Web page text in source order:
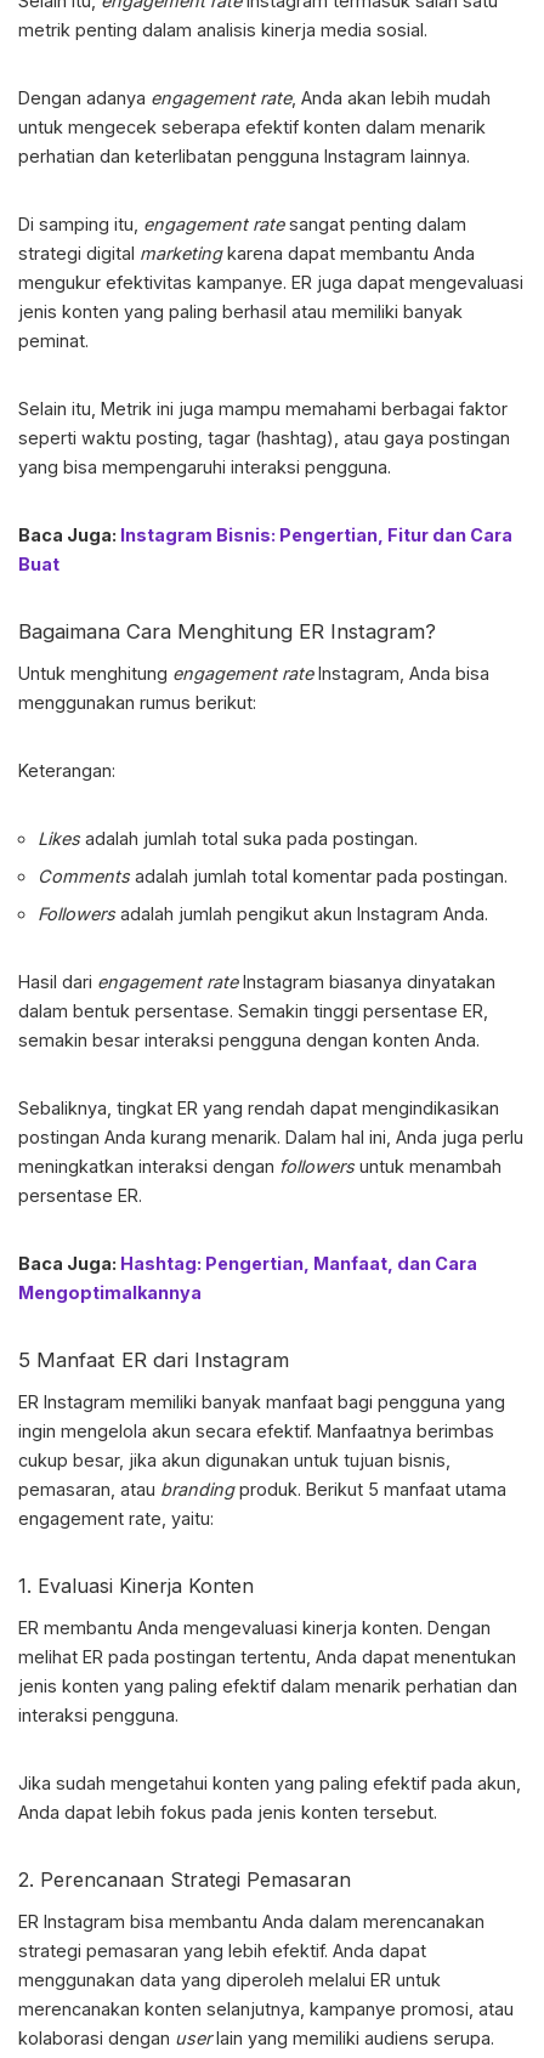
metrik penting dalam analisis kinerja media sosial.
Dengan adanya engagement rate, Anda akan lebih mudah
untuk mengecek seberapa efektif konten dalam menarik
perhatian dan keterlibatan pengguna Instagram lainnya.
Di samping itu, engagement ratesangat penting dalam
strategi digital marketingkarena dapat membantu Anda
mengukur efektivitas kampanye. ER juga dapat mengevaluasi
jenis konten yang paling berhasil atau memiliki banyak
peminat.
Selain itu, Metrik ini juga mampu memahami berbagai faktor
seperti waktu posting, tagar (hashtag), atau gaya postingan
yang bisa mempengaruhi interaksi pengguna.
Baca Juga: Instagram Bisnis: Pengertian, Fitur dan Cara
Buat
Bagaimana Cara Menghitung ER Instagram?
Untuk menghitung engagement rateInstagram, Anda bisa
menggunakan rumus berikut:
Keterangan:
Likesadalah jumlah total suka pada postingan.
Commentsadalah jumlah total komentar pada postingan.
Followersadalah jumlah pengikut akun Instagram Anda.
Hasil dari engagement rateInstagram biasanya dinyatakan
dalam bentuk persentase. Semakin tinggi persentase ER,
semakin besar interaksi pengguna dengan konten Anda.
Sebaliknya, tingkat ER yang rendah dapat mengindikasikan
postingan Anda kurang menarik. Dalam hal ini, Anda juga perlu
meningkatkan interaksi dengan followersuntuk menambah
persentase ER.
Baca Juga: Hashtag: Pengertian, Manfaat, dan Cara
Mengoptimalkannya
5 Manfaat ER dari Instagram
ER Instagram memiliki banyak manfaat bagi pengguna yang
ingin mengelola akun secara efektif. Manfaatnya berimbas
cukup besar, jika akun digunakan untuk tujuan bisnis,
pemasaran, atau brandingproduk. Berikut 5 manfaat utama
engagement rate, yaitu:
1. Evaluasi Kinerja Konten
ER membantu Anda mengevaluasi kinerja konten. Dengan
melihat ER pada postingan tertentu, Anda dapat menentukan
jenis konten yang paling efektif dalam menarik perhatian dan
interaksi pengguna.
Jika sudah mengetahui konten yang paling efektif pada akun,
Anda dapat lebih fokus pada jenis konten tersebut.
2. Perencanaan Strategi Pemasaran
ER Instagram bisa membantu Anda dalam merencanakan
strategi pemasaran yang lebih efektif. Anda dapat
menggunakan data yang diperoleh melalui ER untuk
merencanakan konten selanjutnya, kampanye promosi, atau
kolaborasi dengan userlain yang memiliki audiens serupa.